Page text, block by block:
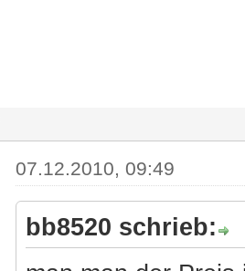
07.12.2010, 09:49
bb8520 schrieb: